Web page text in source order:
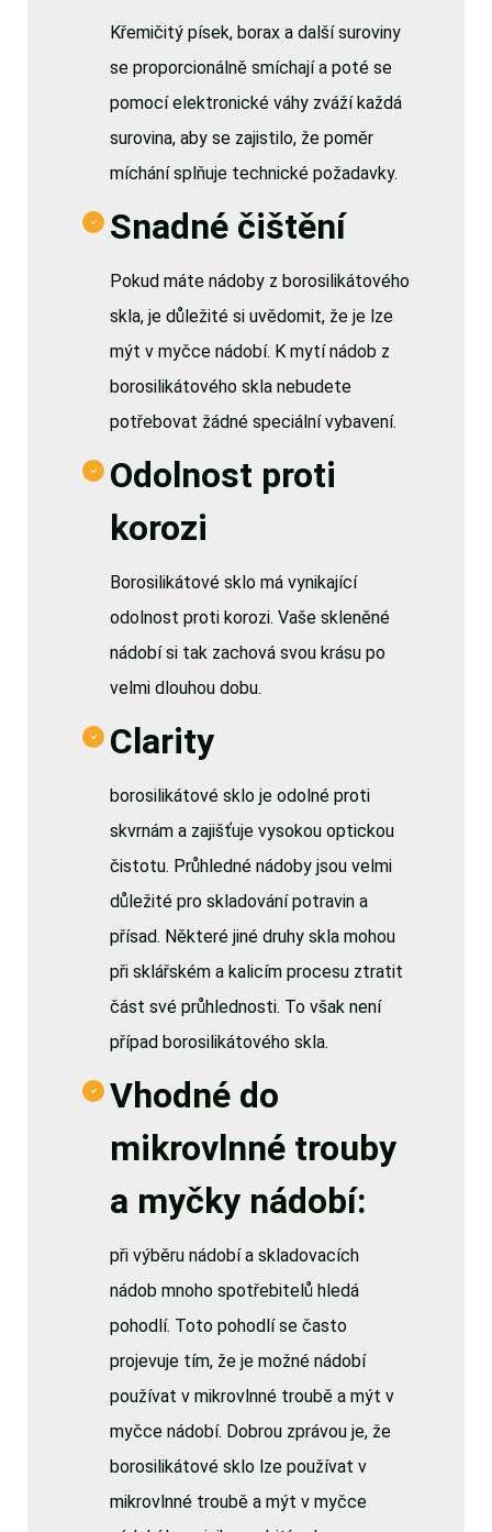
Křemičitý písek, borax a další suroviny
se proporcionálně smíchají a poté se
pomocí elektronické váhy zváží každá
surovina, aby se zajistilo, že poměr
míchání splňuje technické požadavky.
Snadné čištění
Pokud máte nádoby z borosilikátového
skla, je důležité si uvědomit, že je lze
mýt v myčce nádobí. K mytí nádob z
borosilikátového skla nebudete
potřebovat žádné speciální vybavení.
Odolnost proti
korozi
Borosilikátové sklo má vynikající
odolnost proti korozi. Vaše skleněné
nádobí si tak zachová svou krásu po
velmi dlouhou dobu.
Clarity
borosilikátové sklo je odolné proti
skvrnám a zajišťuje vysokou optickou
čistotu. Průhledné nádoby jsou velmi
důležité pro skladování potravin a
přísad. Některé jiné druhy skla mohou
při sklářském a kalicím procesu ztratit
část své průhlednosti. To však není
případ borosilikátového skla.
Vhodné do
mikrovlnné trouby
a myčky nádobí:
při výběru nádobí a skladovacích
nádob mnoho spotřebitelů hledá
pohodlí. Toto pohodlí se často
projevuje tím, že je možné nádobí
používat v mikrovlnné troubě a mýt v
myčce nádobí. Dobrou zprávou je, že
borosilikátové sklo lze používat v
mikrovlnné troubě a mýt v myčce